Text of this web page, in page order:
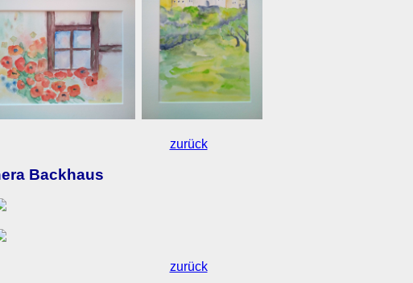
zurück
Backhaus
zurück